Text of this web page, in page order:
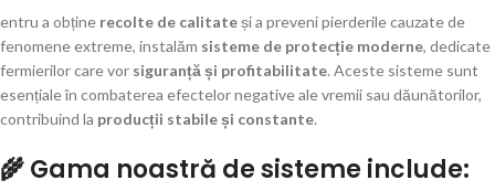
entru a obține recolte de calitateși a preveni pierderile cauzate de
fenomene extreme, instalăm sisteme de protecție moderne, dedicate
fermierilor care vor siguranță și profitabilitate. Aceste sisteme sunt
esențiale în combaterea efectelor negative ale vremii sau dăunătorilor,
contribuind la producții stabile și constante.
🌾 Gama noastră de sisteme include: